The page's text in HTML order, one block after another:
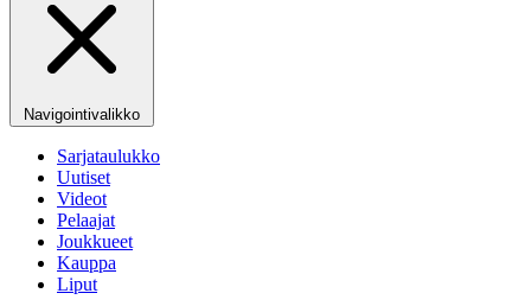
Navigointivalikko
Sarjataulukko
Uutiset
Videot
Pelaajat
Joukkueet
Kauppa
Liput